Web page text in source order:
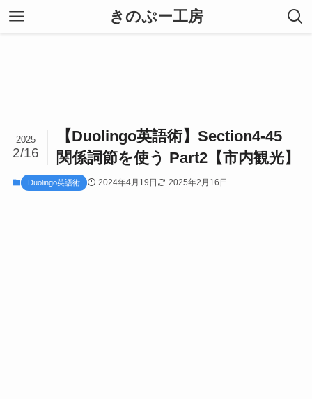
きのぷー工房
【Duolingo英語術】Section4-45
関係詞節を使う Part2【市内観光】
2025
2/16
Duolingo英語術 2024年4月19日 2025年2月16日